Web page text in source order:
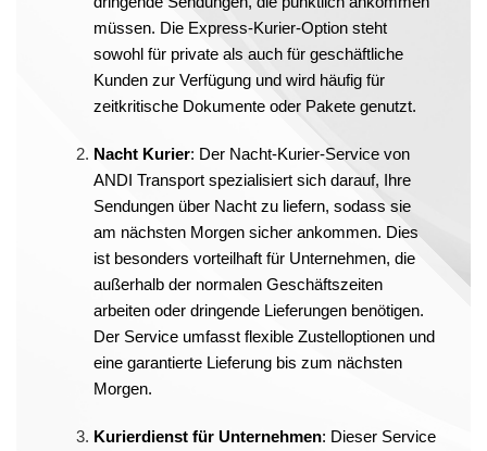
müssen. Die Express-Kurier-Option steht
sowohl für private als auch für geschäftliche
Kunden zur Verfügung und wird häufig für
zeitkritische Dokumente oder Pakete genutzt.
Nacht Kurier: Der Nacht-Kurier-Service von
ANDI Transport spezialisiert sich darauf, Ihre
Sendungen über Nacht zu liefern, sodass sie
am nächsten Morgen sicher ankommen. Dies
ist besonders vorteilhaft für Unternehmen, die
außerhalb der normalen Geschäftszeiten
arbeiten oder dringende Lieferungen benötigen.
Der Service umfasst flexible Zustelloptionen und
eine garantierte Lieferung bis zum nächsten
Morgen.
Kurierdienst für Unternehmen: Dieser Service